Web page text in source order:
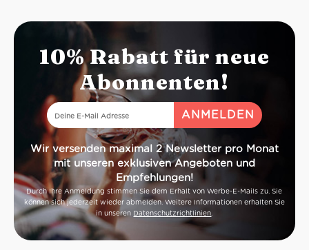
10% Rabatt für neue
Abonnenten!
Wir versenden maximal 2 Newsletter pro Monat
mit unseren exklusiven Angeboten und
Empfehlungen!
Durch Ihre Anmeldung stimmen Sie dem Erhalt von Werbe-E-Mails zu. Sie
können sich jederzeit wieder abmelden. Weitere Informationen erhalten Sie
in unseren Datenschutzrichtlinien